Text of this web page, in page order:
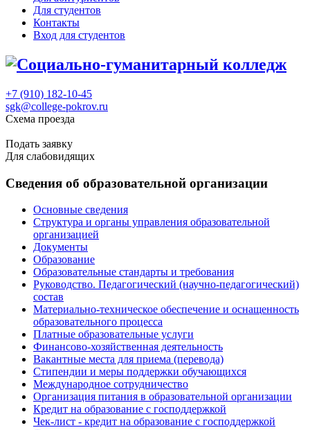
Для студентов
Контакты
Вход для студентов
+7 (910) 182-10-45
sgk@college-pokrov.ru
Схема проезда
Подать заявку
Для слабовидящих
Сведения об образовательной организации
Основные сведения
Структура и органы управления образовательной
организацией
Документы
Образование
Образовательные стандарты и требования
Руководство. Педагогический (научно-педагогический)
состав
Материально-техническое обеспечение и оснащенность
образовательного процесса
Платные образовательные услуги
Финансово-хозяйственная деятельность
Вакантные места для приема (перевода)
Стипендии и меры поддержки обучающихся
Международное сотрудничество
Организация питания в образовательной организации
Кредит на образование с господдержкой
Чек-лист - кредит на образование с господдержкой